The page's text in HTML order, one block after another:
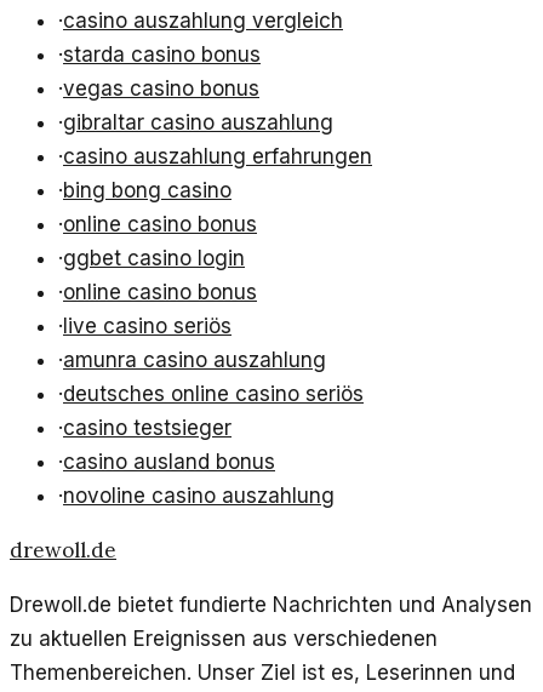
·casino auszahlung vergleich
·starda casino bonus
·vegas casino bonus
·gibraltar casino auszahlung
·casino auszahlung erfahrungen
·bing bong casino
·online casino bonus
·ggbet casino login
·online casino bonus
·live casino seriös
·amunra casino auszahlung
·deutsches online casino seriös
·casino testsieger
·casino ausland bonus
·novoline casino auszahlung
drewoll.de
Drewoll.de bietet fundierte Nachrichten und Analysen
zu aktuellen Ereignissen aus verschiedenen
Themenbereichen. Unser Ziel ist es, Leserinnen und